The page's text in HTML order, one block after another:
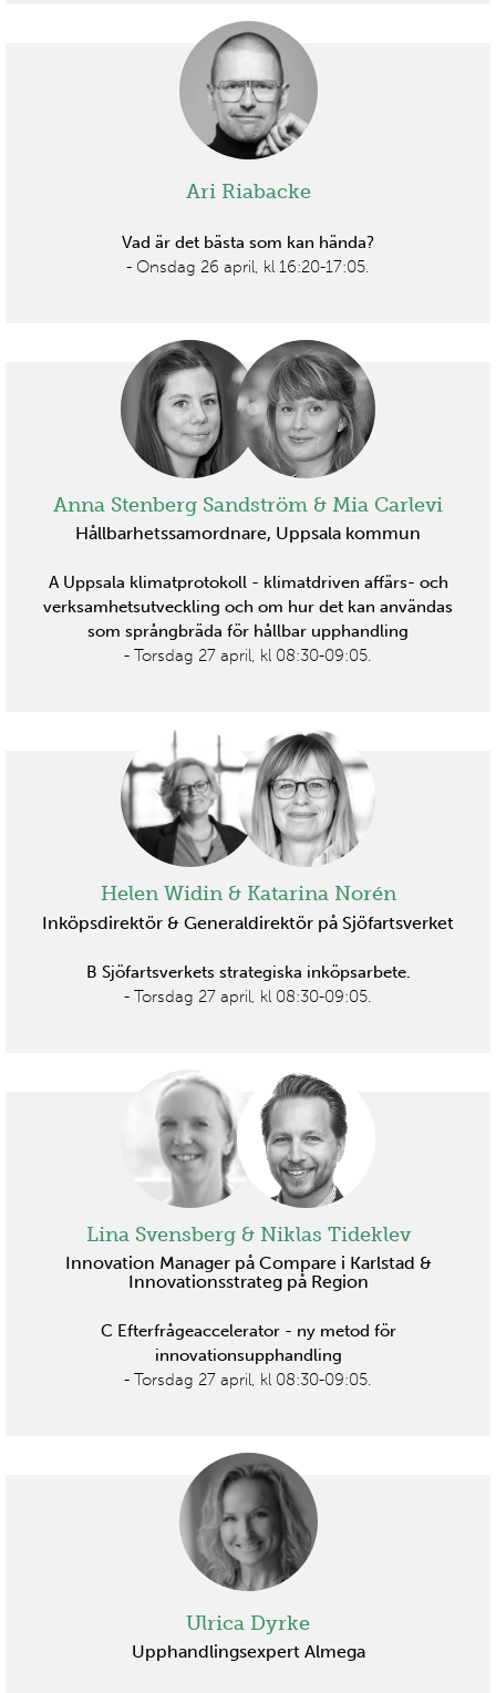
Ari Riabacke
Vad är det bästa som kan hända?
- Onsdag 26 april, kl 16:20-17:05.
Anna Stenberg Sandström & Mia Carlevi
Hållbarhetssamordnare, Uppsala kommun
A Uppsala klimatprotokoll - klimatdriven affärs- och
verksamhetsutveckling och om hur det kan användas
som språngbräda för hållbar upphandling
- Torsdag 27 april, kl 08:30-09:05.
Helen Widin & Katarina Norén
Inköpsdirektör & Generaldirektör på Sjöfartsverket
B Sjöfartsverkets strategiska inköpsarbete.
- Torsdag 27 april, kl 08:30-09:05.
Lina Svensberg & Niklas Tideklev
Innovation Manager på Compare i Karlstad &
Innovationsstrateg på Region
C Efterfrågeaccelerator - ny metod för
innovationsupphandling
- Torsdag 27 april, kl 08:30-09:05.
Ulrica Dyrke
Upphandlingsexpert Almega